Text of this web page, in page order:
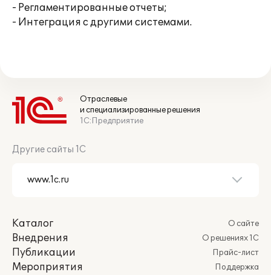
- Регламентированные отчеты;
- Интеграция с другими системами.
Отраслевые
и специализированные решения
1С:Предприятие
Другие сайты 1С
Каталог
Внедрения
Публикации
Мероприятия
О сайте
О решениях 1С
Прайс-лист
Поддержка